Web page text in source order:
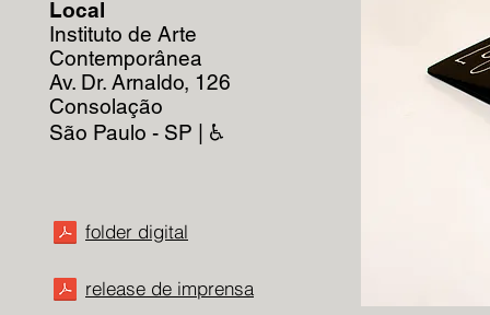
Local
Instituto de Arte
Contemporânea
Av. Dr. Arnaldo, 126
Consolação
São Paulo - SP | ♿
folder digital
release de imprensa